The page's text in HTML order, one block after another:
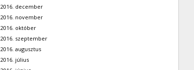
2016. december
2016. november
2016. október
2016. szeptember
2016. augusztus
2016. július